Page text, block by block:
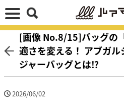
[画像 No.8/15]バッグの
適さを変える！ アブガ
ジャーバッグとは⁉
2026/06/02